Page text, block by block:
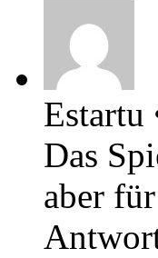
Estartu
Das
aber